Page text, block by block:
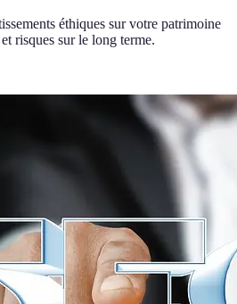
éthiques sur votre patrimoine
risques sur le long terme.